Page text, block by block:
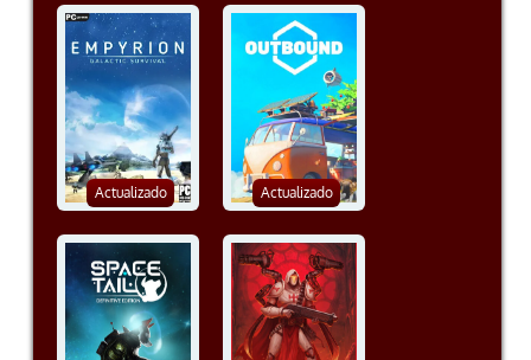
Actualizado Actualizado